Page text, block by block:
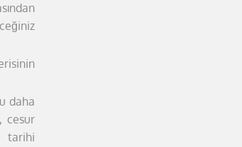
daha
cesur
tarihi